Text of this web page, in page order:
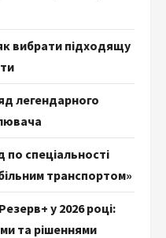
вибрати підходящу
легендарного
по спеціальності
транспортом»
у 2026 році:
та рішеннями